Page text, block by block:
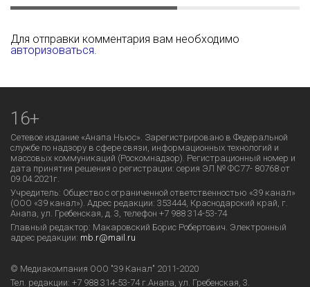
Для отправки комментария вам необходимо
авторизоваться.
16+
Сетевое издание «Анапа Ньюс». Зарегистрировано в Федеральной
службе по надзору в сфере связи, информационных технологий и
массовых коммуникаций (Роскомнадзор). Регистрационный номер и
дата принятия решения о регистрации: серия ЭЛ № ФС77- 80768 от
09.04.2021г.
Учредитель: Общество с ограниченной ответственностью «39 канал»
(ООО «39 канал»). Адрес редакции: 353444, Краснодарский край, г.
Анапа, ул. Гребенская, д. 3, телефон +7 988 314-53-74
Главный редактор: Макаровский Борис Робертович. Электронный
адрес редакции: mb.r@mail.ru
© Медиакомпания ООО "39 Канал" 2011-2020
Тел. редакции: +7 988 314-53-74 г.Анапа, ул. Гребенская, 3.